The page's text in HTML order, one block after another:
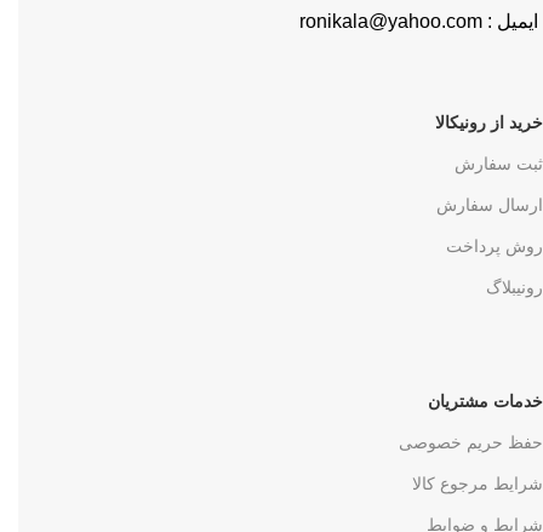
ایمیل : ronikala@yahoo.com
خرید از رونیکالا
ثبت سفارش
ارسال سفارش
روش پرداخت
رونیبلاگ
خدمات مشتریان
حفظ حریم خصوصی
شرایط مرجوع کالا
شرایط و ضوابط